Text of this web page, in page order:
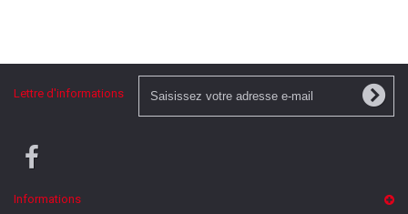
Lettre d'informations
Informations